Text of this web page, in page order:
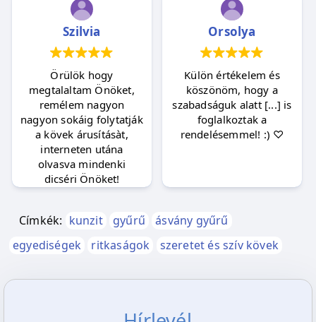
Szilvia
Örülök hogy
megtalaltam Önöket,
remélem nagyon
nagyon sokáig folytatják
a kövek árusításàt,
interneten utána
olvasva mindenki
dicséri Önöket!
Orsolya
Külön értékelem és
köszönöm, hogy a
szabadságuk alatt [...] is
foglalkoztak a
rendelésemmel! :) ♡
Címkék: kunzit gyűrű
ásvány gyűrű
egyediségek
ritkaságok szeretet és szív kövek